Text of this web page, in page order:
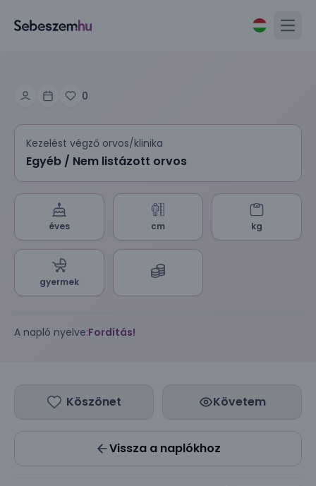
0
Kezelést végző orvos/klinika
Egyéb / Nem listázott orvos
éves cm kg
gyermek
A napló nyelve:Fordítás!
Köszönet Követem
Vissza a naplókhoz